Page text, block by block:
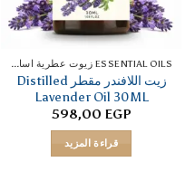
ESSENTIAL OILS زيوت عطرية اساسية
زيت اللافندر مقطر Distilled
Lavender Oil 30ML
598,00 EGP
قراءة المزيد